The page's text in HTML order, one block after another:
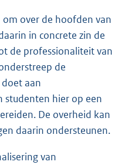
over de hoofden van
in concrete zin de
de professionaliteit van
de
aan
studenten hier op een
De overheid kan
daarin ondersteunen.
van